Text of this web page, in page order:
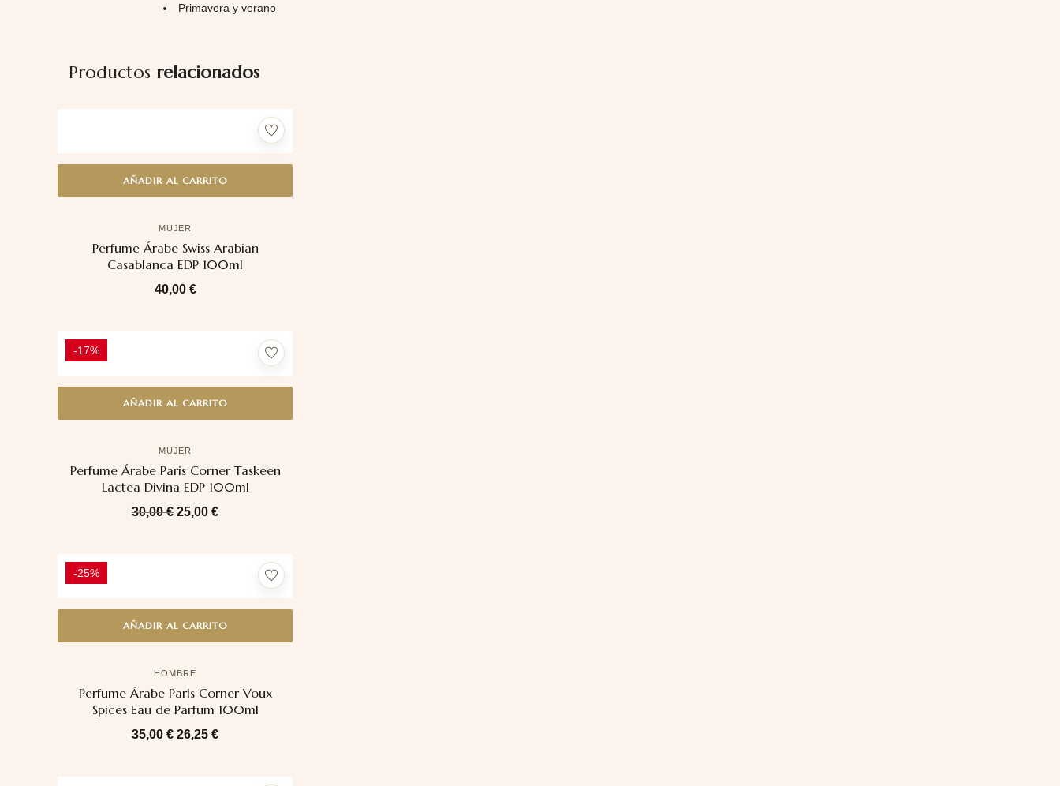
Primavera y verano
Productos relacionados
AÑADIR AL CARRITO
MUJER
Perfume Árabe Swiss Arabian
Casablanca EDP 100ml
40,00 €
-17%
AÑADIR AL CARRITO
MUJER
Perfume Árabe Paris Corner Taskeen
Lactea Divina EDP 100ml
30,00€ 25,00 €
-25%
AÑADIR AL CARRITO
HOMBRE
Perfume Árabe Paris Corner Voux
Spices Eau de Parfum 100ml
35,00€ 26,25 €